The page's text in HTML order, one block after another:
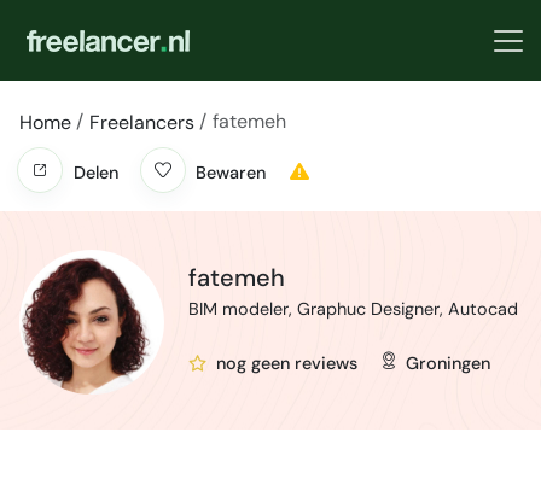
Home Freelancers fatemeh
Delen Bewaren
fatemeh
BIM modeler, Graphuc Designer, Autocad
nog geen reviews Groningen